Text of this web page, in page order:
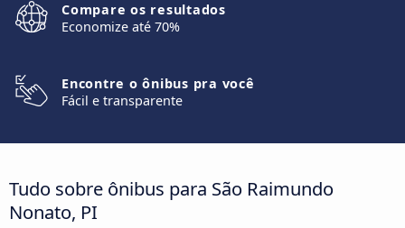
Compare os resultados
Economize até 70%
Encontre o ônibus pra você
Fácil e transparente
Tudo sobre ônibus para São Raimundo
Nonato, PI